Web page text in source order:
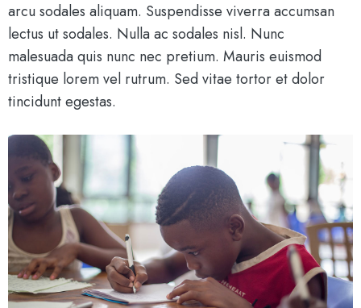
arcu sodales aliquam. Suspendisse viverra accumsan
lectus ut sodales. Nulla ac sodales nisl. Nunc
malesuada quis nunc nec pretium. Mauris euismod
tristique lorem vel rutrum. Sed vitae tortor et dolor
tincidunt egestas.